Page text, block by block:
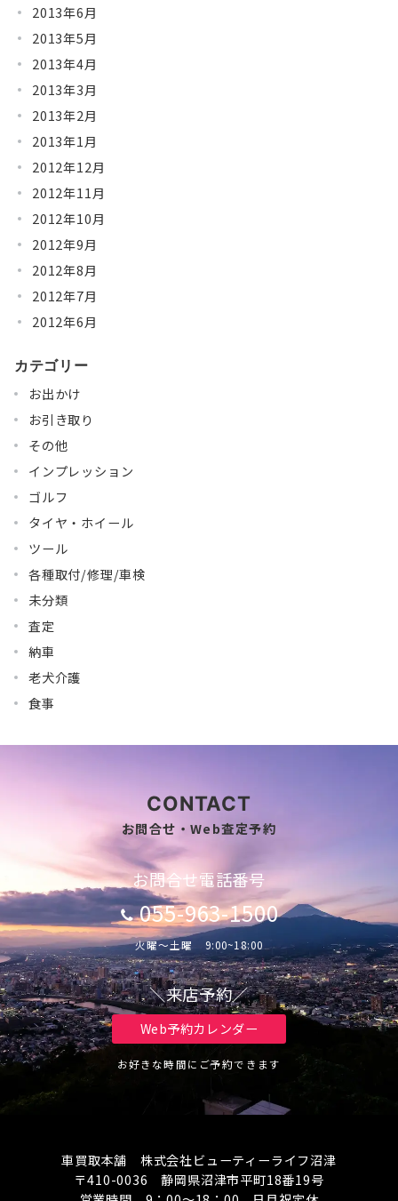
2013年6月
2013年5月
2013年4月
2013年3月
2013年2月
2013年1月
2012年12月
2012年11月
2012年10月
2012年9月
2012年8月
2012年7月
2012年6月
カテゴリー
お出かけ
お引き取り
その他
インプレッション
ゴルフ
タイヤ・ホイール
ツール
各種取付/修理/車検
未分類
査定
納車
老犬介護
食事
CONTACT
お問合せ・Web査定予約
お問合せ電話番号
055-963-1500
火曜～土曜 9:00~18:00
＼来店予約／
Web予約カレンダー
お好きな時間にご予約できます
車買取本舗 株式会社ビューティーライフ沼津
〒410-0036 静岡県沼津市平町18番19号